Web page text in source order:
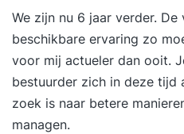
innovatie bezig houdt
kansen in de markt wil
concurrentie voor wil
die duurzame
iedereen die snel wil
veranderingen in de
We zijn nu 6 jaar verder.
beschikbare ervaring zo
voor mij actueler dan ooit.
bestuurder zich in deze tijd
zoek is naar betere
managen.